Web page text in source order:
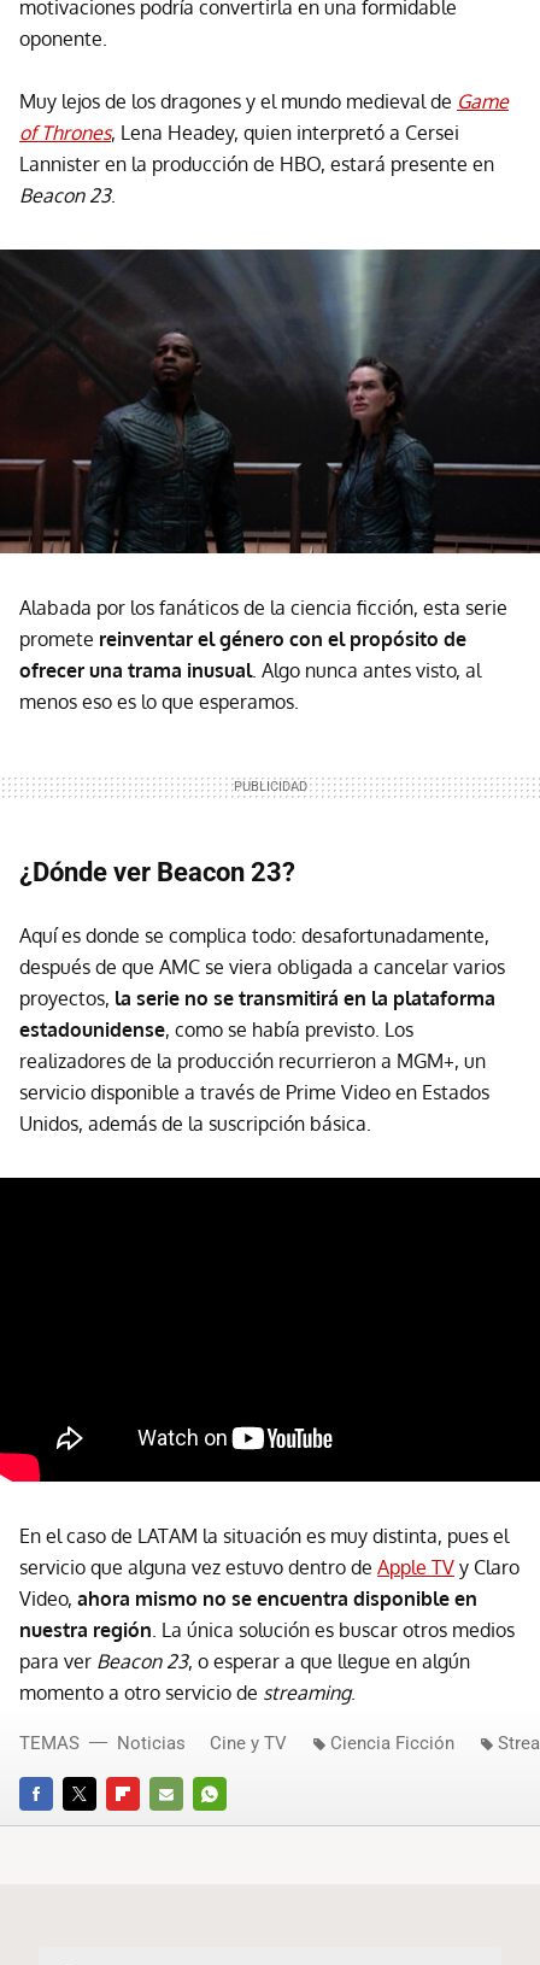
motivaciones podría convertirla en una formidable
oponente.
Muy lejos de los dragones y el mundo medieval de Game
of Thrones, Lena Headey, quien interpretó a Cersei
Lannister en la producción de HBO, estará presente en
Beacon 23.
Alabada por los fanáticos de la ciencia ficción, esta serie
promete reinventar el género con el propósito de
ofrecer una trama inusual. Algo nunca antes visto, al
menos eso es lo que esperamos.
¿Dónde ver Beacon 23?
Aquí es donde se complica todo: desafortunadamente,
después de que AMC se viera obligada a cancelar varios
proyectos, la serie no se transmitirá en la plataforma
estadounidense, como se había previsto. Los
realizadores de la producción recurrieron a MGM+, un
servicio disponible a través de Prime Video en Estados
Unidos, además de la suscripción básica.
En el caso de LATAM la situación es muy distinta, pues el
servicio que alguna vez estuvo dentro de Apple TV y Claro
Video, ahora mismo no se encuentra disponible en
nuestra región. La única solución es buscar otros medios
para ver Beacon 23, o esperar a que llegue en algún
momento a otro servicio de streaming.
FACEBOOKTWITTERFLIPBOARD
E-
WHATSAPP
TEMAS Noticias Cine y TV Ciencia Ficción